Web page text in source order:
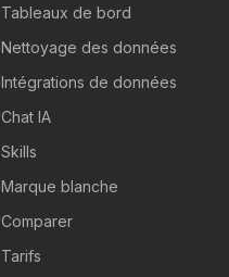
Tableaux de bord
Nettoyage des données
Intégrations de données
Chat IA
Skills
Marque blanche
Comparer
Tarifs